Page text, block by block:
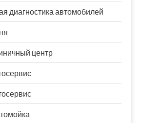
диагностика автомобилей
центр